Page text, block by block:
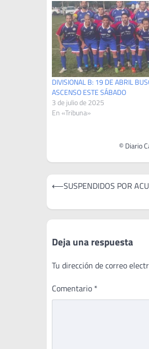
DIVISIONAL B: 19 DE ABRIL
ASCENSO ESTE SÁBADO
3 de julio de 2025
En «Tribuna»
Navegación
entradas
⟵SUSPENDIDOS POR
Deja una respuesta
Tu dirección de correo
Comentario *